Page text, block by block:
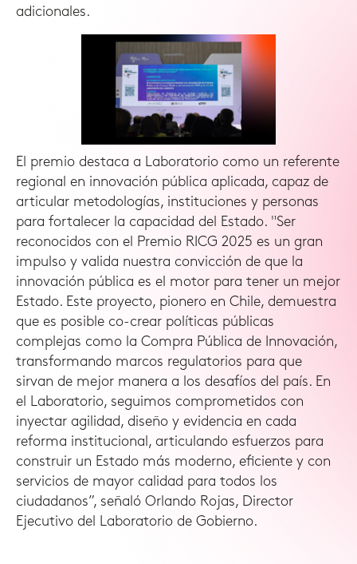
adicionales.
El premio destaca a Laboratorio como un referente
regional en innovación pública aplicada, capaz de
articular metodologías, instituciones y personas
para fortalecer la capacidad del Estado. "Ser
reconocidos con el Premio RICG 2025 es un gran
impulso y valida nuestra convicción de que la
innovación pública es el motor para tener un mejor
Estado. Este proyecto, pionero en Chile, demuestra
que es posible co-crear políticas públicas
complejas como la Compra Pública de Innovación,
transformando marcos regulatorios para que
sirvan de mejor manera a los desafíos del país. En
el Laboratorio, seguimos comprometidos con
inyectar agilidad, diseño y evidencia en cada
reforma institucional, articulando esfuerzos para
construir un Estado más moderno, eficiente y con
servicios de mayor calidad para todos los
ciudadanos”, señaló Orlando Rojas, Director
Ejecutivo del Laboratorio de Gobierno.